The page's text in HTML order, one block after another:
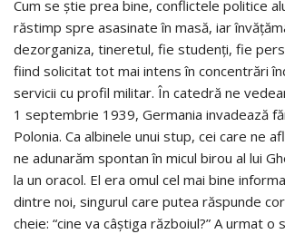
Cum se ştie prea bine, conflictele politice
răstimp spre asasinate în masă, iar
dezorganiza, tineretul, fie studenţi, fie
fiind solicitat tot mai intens în concentrări
servicii cu profil militar. În catedră ne
1 septembrie 1939, Germania invadează
Polonia. Ca albinele unui stup, cei care ne
ne adunarăm spontan în micul birou al lui
la un oracol. El era omul cel mai bine
dintre noi, singurul care putea răspunde
cheie: “cine va câştiga războiul?” A urmat o